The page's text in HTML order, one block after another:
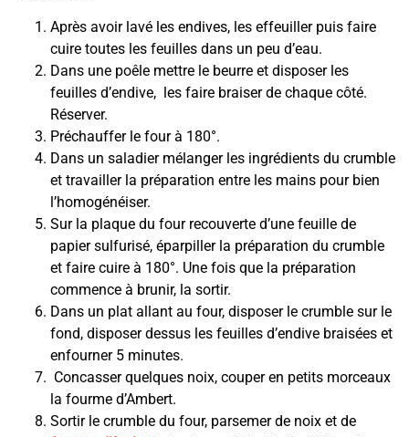
Après avoir lavé les endives, les effeuiller puis faire
cuire toutes les feuilles dans un peu d’eau.
Dans une poêle mettre le beurre et disposer les
feuilles d’endive, les faire braiser de chaque côté.
Réserver.
Préchauffer le four à 180°.
Dans un saladier mélanger les ingrédients du crumble
et travailler la préparation entre les mains pour bien
l’homogénéiser.
Sur la plaque du four recouverte d’une feuille de
papier sulfurisé, éparpiller la préparation du crumble
et faire cuire à 180°. Une fois que la préparation
commence à brunir, la sortir.
Dans un plat allant au four, disposer le crumble sur le
fond, disposer dessus les feuilles d’endive braisées et
enfourner 5 minutes.
Concasser quelques noix, couper en petits morceaux
la fourme d’Ambert.
Sortir le crumble du four, parsemer de noix et de